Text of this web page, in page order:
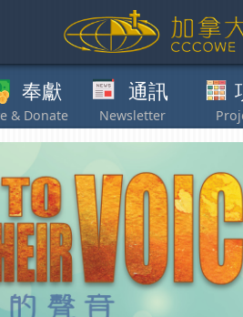
通訊 項目 期